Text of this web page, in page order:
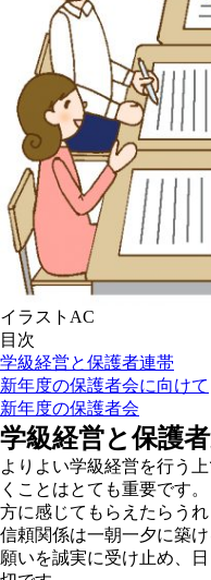
イラストAC
目次
学級経営と保護者連帯
新年度の保護者会に向けて
新年度の保護者会
学級経営と保護
よりよい学級経営を行う
くことはとても重要です
方に感じてもらえたらうれ
信頼関係は一朝一夕に築
願いを誠実に受け止め、